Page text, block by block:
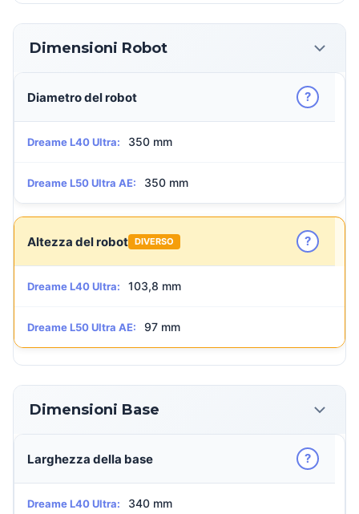
Dimensioni Robot
Diametro del robot ?
Dreame L40 Ultra: 350 mm
Dreame L50 Ultra AE: 350 mm
Altezza del robot DIVERSO ?
Dreame L40 Ultra: 103,8 mm
Dreame L50 Ultra AE: 97 mm
Dimensioni Base
Larghezza della base ?
Dreame L40 Ultra: 340 mm